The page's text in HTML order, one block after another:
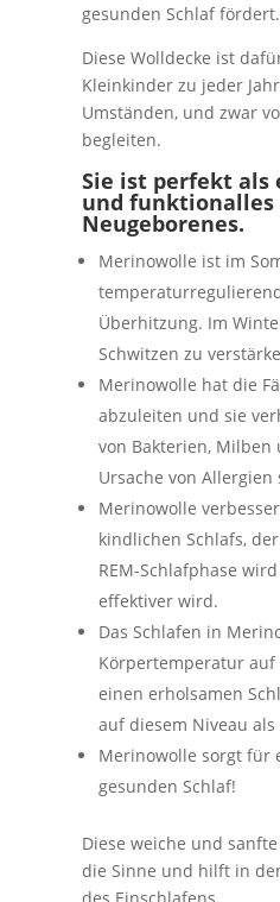
gesunden Schlaf fördert.
Diese Wolldecke ist
Kleinkinder zu jeder
Umständen, und zwar
begleiten.
Sie ist perfekt als
und funktionalles
Neugeborenes.
Merinowolle ist im
Überhitzung. Im
Schwitzen zu
Merinowolle hat die
abzuleiten und sie
von Bakterien, Milben
Ursache von Allergien
Merinowolle
kindlichen Schlafs,
REM-Schlafphase
effektiver wird.
Das Schlafen in
Körpertemperatur
einen erholsamen
auf diesem Niveau
Merinowolle sorgt für
gesunden Schlaf!
Diese weiche und
die Sinne und hilft in